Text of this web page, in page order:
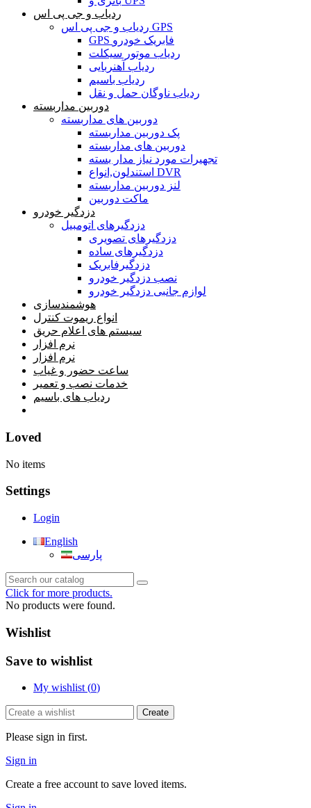
ردیاب و جی پی اس
ردیاب و جی پی اس GPS
GPS فابریک خودرو
ردیاب موتور سیکلت
ردیاب آهنربایی
ردیاب باسیم
ردیاب ناوگان حمل و نقل
دوربین مداربسته
دوربین های مداربسته
پک دوربین مداربسته
دوربین های مداربسته
تجهیرات مورد نیاز مدار بسته
استندلون,انواع DVR
لنز دوربین مداربسته
ماکت دوربین
دزدگیر خودرو
دزدگیرهای اتومبیل
دزدگیرهای تصویری
دزدگیرهای ساده
دزدگیرفابریک
نصب دزدگیر خودرو
لوازم جانبی دزدگیر خودرو
هوشمندسازی
انواع ریموت کنترل
سیستم های اعلام حریق
نرم افزار
نرم افزار
ساعت حضور و غیاب
خدمات نصب و تعمیر
ردیاب های باسیم
Loved
No items
Settings
Login
English
پارسی
Click for more products.
No products were found.
Wishlist
Save to wishlist
My wishlist (0)
Create
Please sign in first.
Sign in
Create a free account to save loved items.